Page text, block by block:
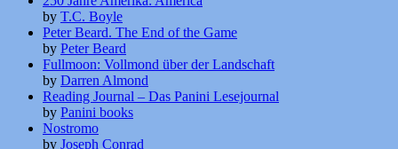
by T.C. Boyle
Peter Beard. The End of the Game
by Peter Beard
Fullmoon: Vollmond über der Landschaft
by Darren Almond
Reading Journal – Das Panini Lesejournal
by Panini books
Nostromo
by Joseph Conrad